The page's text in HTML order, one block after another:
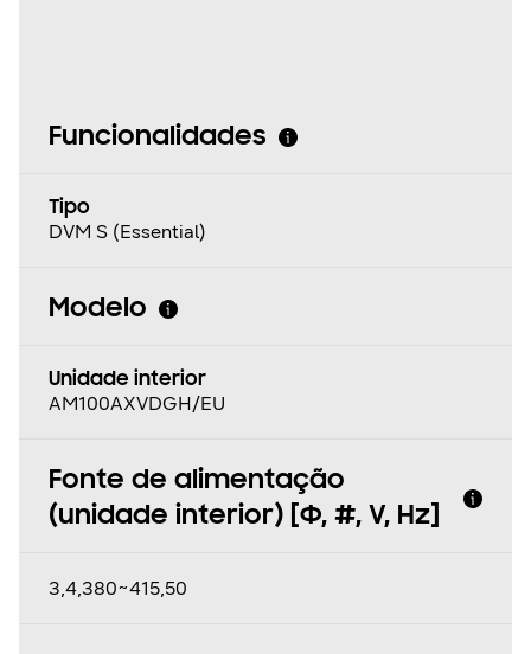
Funcionalidades
Tipo
DVM S (Essential)
Modelo
Unidade interior
AM100AXVDGH/EU
Fonte de alimentação
(unidade interior) [Φ, #, V, Hz]
3,4,380~415,50